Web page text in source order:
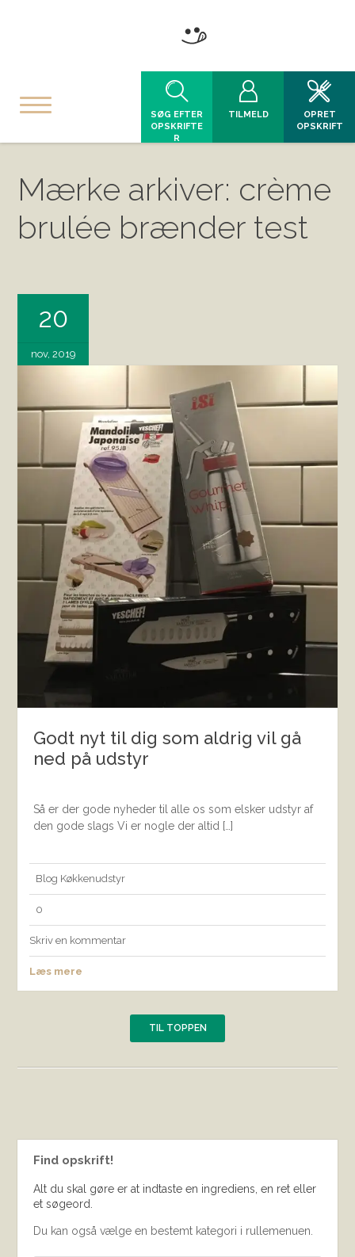
SØG EFTER
OPSKRIFTE
R
TILMELD
OPRET
OPSKRIFT
Mærke arkiver: crème
brulée brænder test
20
nov, 2019
Godt nyt til dig som aldrig vil gå
ned på udstyr
Så er der gode nyheder til alle os som elsker udstyr af
den gode slags Vi er nogle der altid […]
Blog Køkkenudstyr
0
Skriv en kommentar
Læs mere
TIL TOPPEN
Find opskrift!
Alt du skal gøre er at indtaste en ingrediens, en ret eller
et søgeord.
Du kan også vælge en bestemt kategori i rullemenuen.